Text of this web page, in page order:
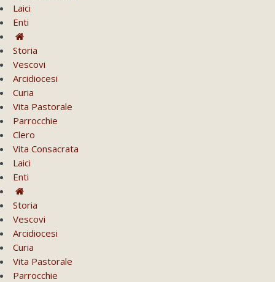
Laici
Enti
Storia
Vescovi
Arcidiocesi
Curia
Vita Pastorale
Parrocchie
Clero
Vita Consacrata
Laici
Enti
Storia
Vescovi
Arcidiocesi
Curia
Vita Pastorale
Parrocchie